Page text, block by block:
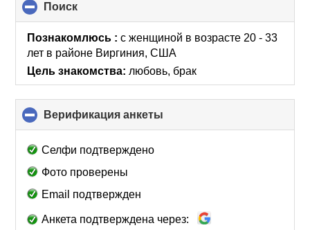
Поиск
to
collapse
contents
Познакомлюсь :с женщиной в возрасте 20 - 33
лет в районе Виргиния, США
Цель знакомства: любовь, брак
Верификация анкеты
to
Селфи подтверждено
Фото проверены
Email подтвержден
Анкета подтверждена через: